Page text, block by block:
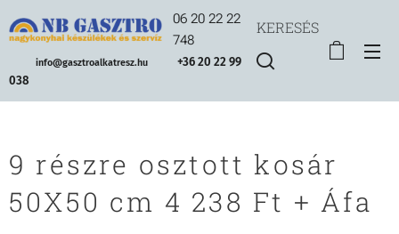
06 20 22 22
748
info@gasztroalkatresz.hu
+36 20 22 99
038
KERESÉS
9 részre osztott kosár
50X50 cm 4 238 Ft + Áfa